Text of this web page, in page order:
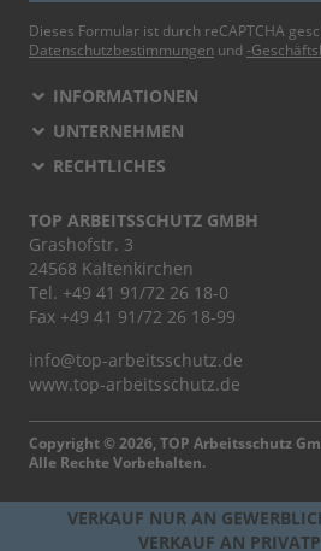
Dieses Formular ist durch reCAPTCHA
Datenschutzbestimmungen und -
INFORMATIONEN
UNTERNEHMEN
RECHTLICHES
TOP ARBEITSSCHUTZ GMBH
Grashofstr. 3
24568 Kaltenkirchen
Tel. +49 41 91/72 26 18-0
Fax +49 41 91/72 26 18-99
info@top-arbeitsschutz.de
www.top-arbeitsschutz.de
Copyright © 2026, TOP Arbeitsschutz
Alle Rechte Vorbehalten.
VERKAUF NUR AN
VERKAUF AN